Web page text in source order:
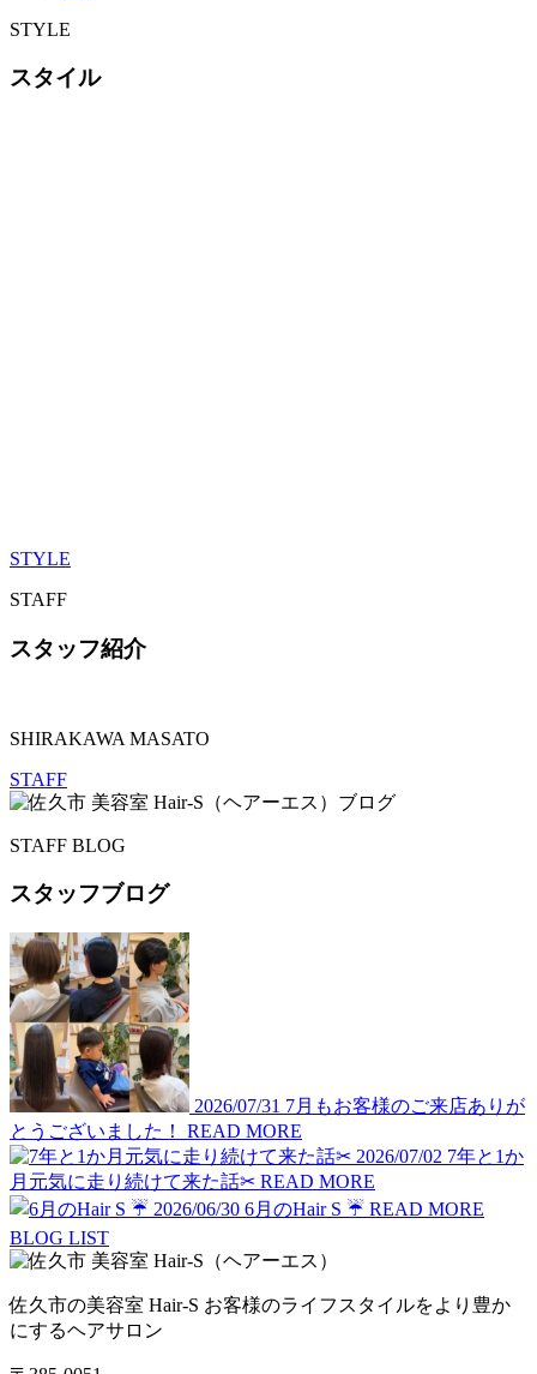
STYLE
スタイル
STYLE
STAFF
スタッフ紹介
SHIRAKAWA MASATO
STAFF
STAFF BLOG
スタッフブログ
2026/07/31 7月もお客様のご来店ありが
とうございました！
READ MORE
2026/07/02 7年と1か
月元気に走り続けて来た話✂︎ READ MORE
2026/06/30 6月のHair S ☔️ READ MORE
BLOG LIST
佐久市の美容室 Hair-S お客様のライフスタイルをより豊か
にするヘアサロン